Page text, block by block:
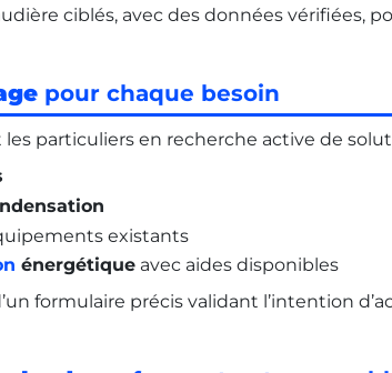
ciblés, avec des données vérifiées,
pour chaque besoin
particuliers en recherche active de
existants
énergétique avec aides disponibles
formulaire précis validant l’intention